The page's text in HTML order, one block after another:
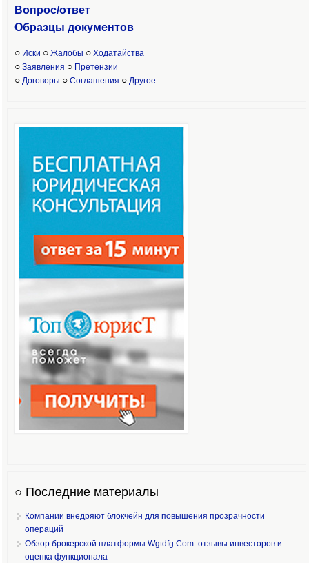
Вопрос/ответ
Образцы документов
○ Иски ○ Жалобы ○ Ходатайства
○ Заявления ○ Претензии
○ Договоры ○ Соглашения ○ Другое
○ Последние материалы
Компании внедряют блокчейн для повышения прозрачности
операций
Обзор брокерской платформы Wgtdfg Com: отзывы инвесторов и
оценка функционала